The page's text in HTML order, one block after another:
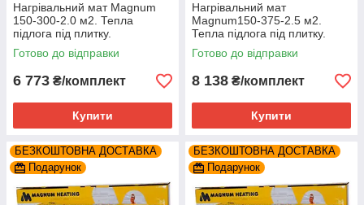
Нагрівальний мат Magnum
150-300-2.0 м2. Тепла
підлога під плитку.
Готово до відправки
6 773 ₴/комплект
Купити
Нагрівальний мат
Magnum150-375-2.5 м2.
Тепла підлога під плитку.
Готово до відправки
8 138 ₴/комплект
Купити
БЕЗКОШТОВНА ДОСТАВКА
Подарунок
БЕЗКОШТОВНА ДОСТАВКА
Подарунок